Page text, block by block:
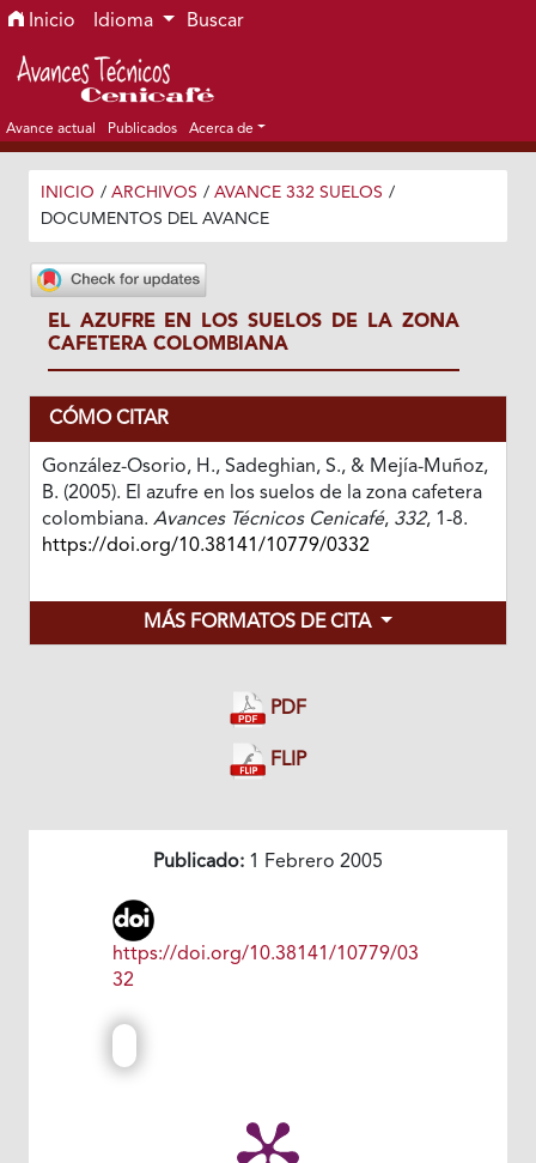
Ir al menú de navegación principal
Ir al contenido principal
Ir al pie de página del sitio
Inicio Idioma Buscar
Avance actual Publicados Acerca de
INICIO / ARCHIVOS / AVANCE 332 SUELOS /
DOCUMENTOS DEL AVANCE
EL AZUFRE EN LOS SUELOS DE LA ZONA
CAFETERA COLOMBIANA
CÓMO CITAR
González-Osorio, H., Sadeghian, S., & Mejía-Muñoz,
B. (2005). El azufre en los suelos de la zona cafetera
colombiana. Avances Técnicos Cenicafé, 332, 1-8.
https://doi.org/10.38141/10779/0332
MÁS FORMATOS DE CITA
PDF
FLIP
Publicado: 1 Febrero 2005
https://doi.org/10.38141/10779/03
32